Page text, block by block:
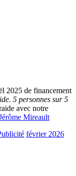
2025 de financement
5 personnes sur 5
avec notre
Mireault
février 2026